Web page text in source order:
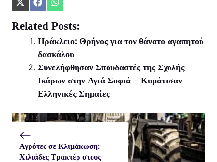
Share
X
(Twitter)
Share
Facebook
Share
WhatsApp
Related Posts:
Ηράκλειο: Θρήνος για τον θάνατο αγαπητού
δασκάλου
Συνελήφθησαν Σπουδαστές της Σχολής
Ικάρων στην Αγιά Σοφιά – Κυμάτισαν
Ελληνικές Σημαίες
Αγρότες σε Κλιμάκωση:
Χιλιάδες Τρακτέρ στους